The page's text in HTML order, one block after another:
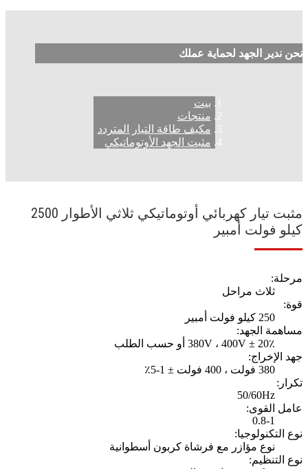
نحن ندير الجهد لحماية عملك
بيت
منتجات
مكيف طاقة التيار المتردد
مثبت الجهد الأوتوماتيكي
مثبت تيار كهربائي أوتوماتيكي ثلاثي الأطوار 2500
كيلو فولت أمبير
مرحلة:
ثلاث مراحل
قوة:
250 كيلو فولت أمبير
مساهمة الجهد:
380V ، 400V ± 20٪ أو حسب الطلب
جهد الإخراج:
380 فولت ، 400 فولت ± 1-5٪
تكرار:
50/60Hz
عامل القوى:
0.8-1
نوع التكنولوجيا:
نوع مؤازر مع فرشاة كربون أسطوانية
نوع التنظيم: